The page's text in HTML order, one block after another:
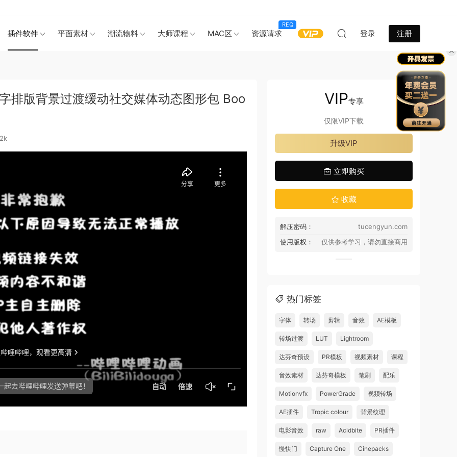
插件软件 平面素材 潮流物料 大师课程 MAC区 资源请求
REQ
登录 注册
排版背景过渡缓动社交媒体动态图形包 Boo VIP专享
仅限VIP下载
升级VIP
立即购买
收藏
解压密码：
tucengyun.com
使用版权：
仅供参考学习，请勿直接商用
热门标签
字体 转场 剪辑 音效 AE模板
转场过渡 LUT Lightroom
达芬奇预设 PR模板 视频素材 课程
音效素材 达芬奇模板 笔刷 配乐
Motionvfx PowerGrade 视频转场
AE插件 Tropic colour 背景纹理
电影音效 raw Acidbite PR插件
慢快门 Capture One Cinepacks